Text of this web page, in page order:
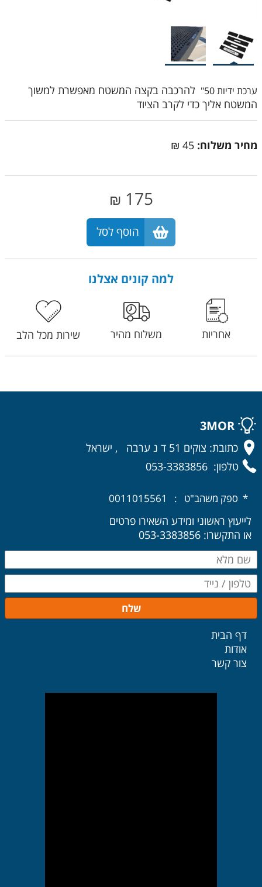
ערכת ידיות 50"
להרכבה בקצה המשטח מאפשרת למשוך
המשטח אליך כדי לקרב הציוד
מחיר משלוח: 45 ₪
175
₪
הוסף לסל
למה קונים אצלנו
אחריות משלוח מהיר שירות מכל הלב
3MOR
כתובת: צוקים 51 ד נ ערבה , ישראל
טלפון: 053-3383856
* ספק משהב"ט : 0011015561
לייעוץ ראשוני ומידע השאירו פרטים
או התקשרו: 053-3383856
שלח
דף הבית
אודות
צור קשר